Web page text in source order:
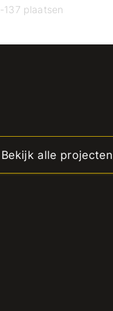
-137 plaatsen
Bekijk alle projecten